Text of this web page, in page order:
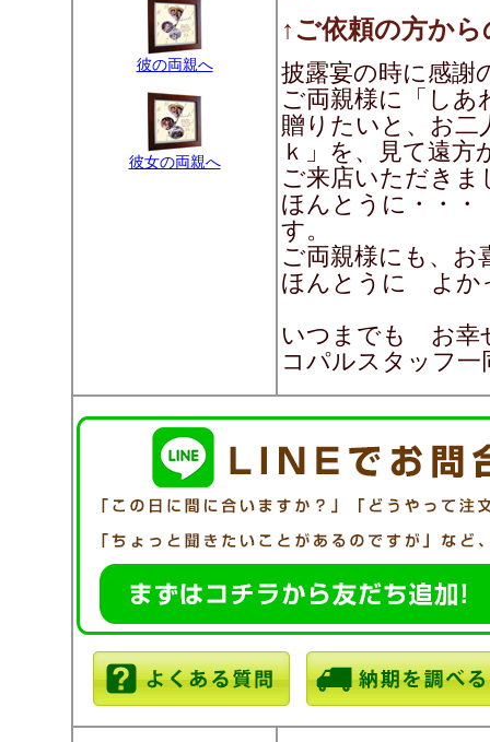
彼の両親へ
彼女の両親へ
↑ご依頼の方か
披露宴の時に感謝
ご両親様に「しあ
贈りたいと、お二
ｋ」を、見て遠方
ご来店いただきま
ほんとうに・・
す。
ご両親様にも、
ほんとうに よか
いつまでも お幸
コパルスタッフ一